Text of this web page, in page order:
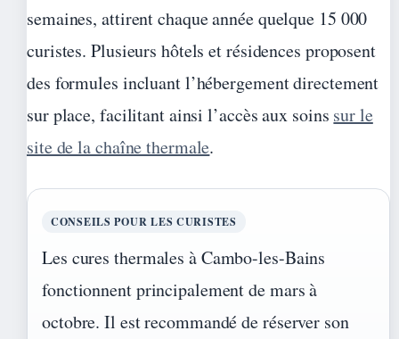
semaines, attirent chaque année quelque 15 000
curistes. Plusieurs hôtels et résidences proposent
des formules incluant l’hébergement directement
sur place, facilitant ainsi l’accès aux soins sur le
site de la chaîne thermale.
CONSEILS POUR LES CURISTES
Les cures thermales à Cambo-les-Bains
fonctionnent principalement de mars à
octobre. Il est recommandé de réserver son